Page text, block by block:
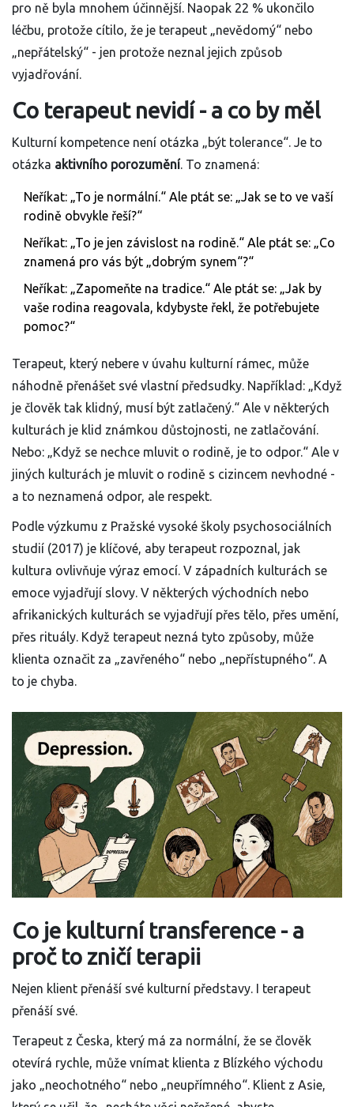
pro ně byla mnohem účinnější. Naopak 22 % ukončilo
léčbu, protože cítilo, že je terapeut „nevědomý“ nebo
„nepřátelský“ - jen protože neznal jejich způsob
vyjadřování.
Co terapeut nevidí - a co by měl
Kulturní kompetence není otázka „být tolerance“. Je to
otázka aktivního porozumění. To znamená:
Neříkat: „To je normální.“ Ale ptát se: „Jak se to ve vaší
rodině obvykle řeší?“
Neříkat: „To je jen závislost na rodině.“ Ale ptát se: „Co
znamená pro vás být „dobrým synem“?“
Neříkat: „Zapomeňte na tradice.“ Ale ptát se: „Jak by
vaše rodina reagovala, kdybyste řekl, že potřebujete
pomoc?“
Terapeut, který nebere v úvahu kulturní rámec, může
náhodně přenášet své vlastní předsudky. Například: „Když
je člověk tak klidný, musí být zatlačený.“ Ale v některých
kulturách je klid známkou důstojnosti, ne zatlačování.
Nebo: „Když se nechce mluvit o rodině, je to odpor.“ Ale v
jiných kulturách je mluvit o rodině s cizincem nevhodné -
a to neznamená odpor, ale respekt.
Podle výzkumu z Pražské vysoké školy psychosociálních
studií (2017) je klíčové, aby terapeut rozpoznal, jak
kultura ovlivňuje výraz emocí. V západních kulturách se
emoce vyjadřují slovy. V některých východních nebo
afrikanických kulturách se vyjadřují přes tělo, přes umění,
přes rituály. Když terapeut nezná tyto způsoby, může
klienta označit za „zavřeného“ nebo „nepřístupného“. A
to je chyba.
Co je kulturní transference - a
proč to zničí terapii
Nejen klient přenáší své kulturní představy. I terapeut
přenáší své.
Terapeut z Česka, který má za normální, že se člověk
otevírá rychle, může vnímat klienta z Blízkého východu
jako „neochotného“ nebo „neupřímného“. Klient z Asie,